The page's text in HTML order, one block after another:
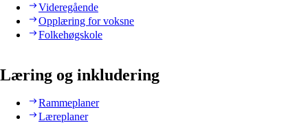
Videregående
Opplæring for voksne
Folkehøgskole
Læring og inkludering
Rammeplaner
Læreplaner